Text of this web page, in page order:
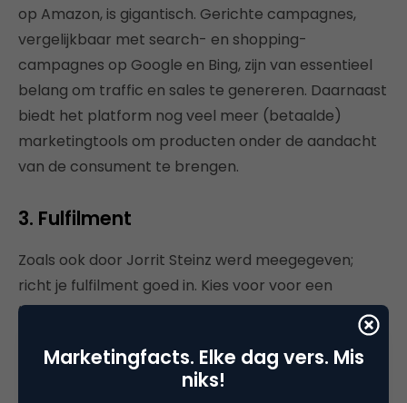
op Amazon, is gigantisch. Gerichte campagnes,
vergelijkbaar met search- en shopping-
campagnes op Google en Bing, zijn van essentieel
belang om traffic en sales te genereren. Daarnaast
biedt het platform nog veel meer (betaalde)
marketingtools om producten onder de aandacht
van de consument te brengen.
3. Fulfilment
Zoals ook door Jorrit Steinz werd meegegeven;
richt je fulfilment goed in. Kies voor voor een
‘fulfilment by merchant’, een fulfilment by Amazon
of een 3PL (third party logistics)-oplossing. Ga je
zelf verzenden, zorg dan ook voor een logistieke
partner die ervaring heeft in het land van verkoop.
Marketingfacts. Elke dag vers. Mis
niks!